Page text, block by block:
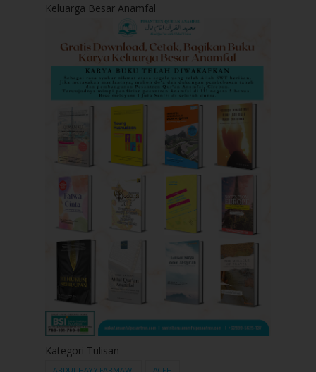
Keluarga Besar Anamfal
Kategori Tulisan
ABDUL HAYY FARMAWI ACEH